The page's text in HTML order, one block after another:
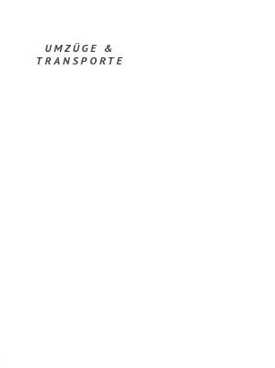
UMZÜGE &
TRANSPORTE